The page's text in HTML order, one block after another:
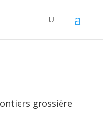
grossière